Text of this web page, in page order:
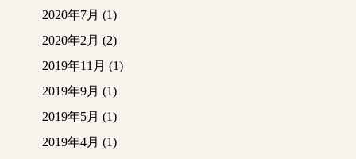
2020年7月 (1)
2020年2月 (2)
2019年11月 (1)
2019年9月 (1)
2019年5月 (1)
2019年4月 (1)